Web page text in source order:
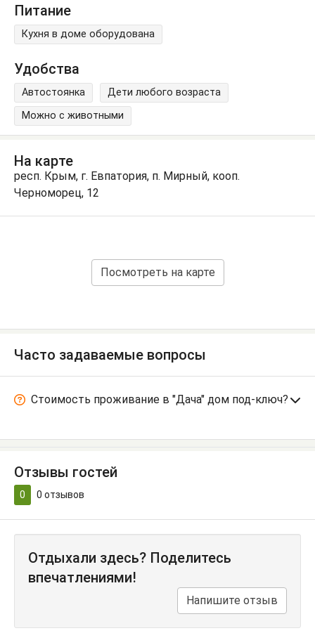
Питание
Кухня в доме оборудована
Удобства
Автостоянка
Дети любого возраста
Можно с животными
На карте
респ. Крым, г. Евпатория, п. Мирный, кооп.
Черноморец, 12
Посмотреть на карте
Часто задаваемые вопросы
Стоимость проживание в "Дача" дом под-ключ?
Отзывы гостей
0 0 отзывов
Отдыхали здесь? Поделитесь
впечатлениями!
Напишите отзыв